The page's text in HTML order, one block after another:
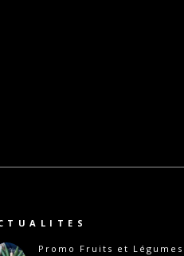
Promo Fruits et Légumes